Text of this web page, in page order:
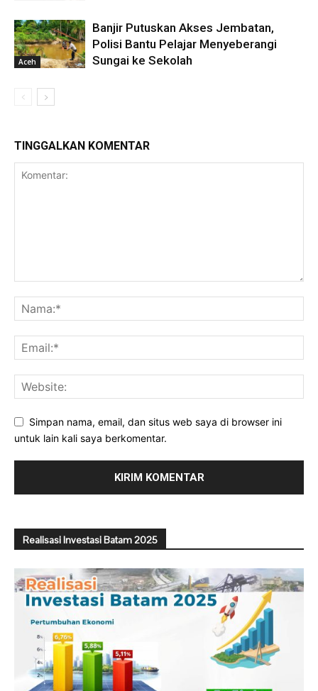
Aceh
Banjir Putuskan Akses Jembatan,
Polisi Bantu Pelajar Menyeberangi
Sungai ke Sekolah
TINGGALKAN KOMENTAR
Simpan nama, email, dan situs web saya di browser ini
untuk lain kali saya berkomentar.
Realisasi Investasi Batam 2025